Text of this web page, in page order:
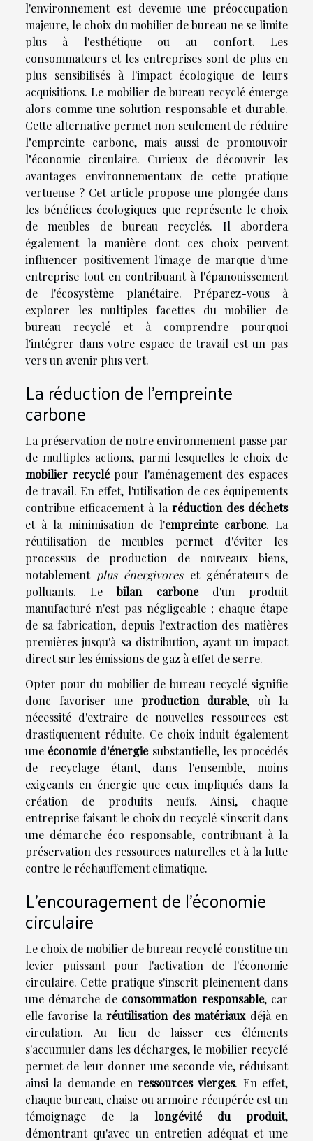
l'environnement est devenue une préoccupation
majeure, le choix du mobilier de bureau ne se limite
plus à l'esthétique ou au confort. Les
consommateurs et les entreprises sont de plus en
plus sensibilisés à l'impact écologique de leurs
acquisitions. Le mobilier de bureau recyclé émerge
alors comme une solution responsable et durable.
Cette alternative permet non seulement de réduire
l’empreinte carbone, mais aussi de promouvoir
l’économie circulaire. Curieux de découvrir les
avantages environnementaux de cette pratique
vertueuse ? Cet article propose une plongée dans
les bénéfices écologiques que représente le choix
de meubles de bureau recyclés. Il abordera
également la manière dont ces choix peuvent
influencer positivement l'image de marque d'une
entreprise tout en contribuant à l'épanouissement
de l'écosystème planétaire. Préparez-vous à
explorer les multiples facettes du mobilier de
bureau recyclé et à comprendre pourquoi
l'intégrer dans votre espace de travail est un pas
vers un avenir plus vert.
La réduction de l'empreinte
carbone
La préservation de notre environnement passe par
de multiples actions, parmi lesquelles le choix de
mobilier recyclépour l'aménagement des espaces
de travail. En effet, l'utilisation de ces équipements
contribue efficacement à la réduction des déchets
et à la minimisation de l'empreinte carbone. La
réutilisation de meubles permet d'éviter les
processus de production de nouveaux biens,
notablement plus énergivoreset générateurs de
polluants. Lebilan carboned'un produit
manufacturé n'est pas négligeable ; chaque étape
de sa fabrication, depuis l'extraction des matières
premières jusqu'à sa distribution, ayant un impact
direct sur les émissions de gaz à effet de serre.
Opter pour du mobilier de bureau recyclé signifie
donc favoriser une production durable, où la
nécessité d'extraire de nouvelles ressources est
drastiquement réduite. Ce choix induit également
une économie d'énergiesubstantielle, les procédés
de recyclage étant, dans l'ensemble, moins
exigeants en énergie que ceux impliqués dans la
création de produits neufs. Ainsi, chaque
entreprise faisant le choix du recyclé s'inscrit dans
une démarche éco-responsable, contribuant à la
préservation des ressources naturelles et à la lutte
contre le réchauffement climatique.
L'encouragement de l'économie
circulaire
Le choix de mobilier de bureau recyclé constitue un
levier puissant pour l'activation de l'économie
circulaire. Cette pratique s'inscrit pleinement dans
une démarche de consommation responsable, car
elle favorise laréutilisation des matériauxdéjà en
circulation. Au lieu de laisser ces éléments
s'accumuler dans les décharges, le mobilier recyclé
permet de leur donner une seconde vie, réduisant
ainsi la demande enressources vierges. En effet,
chaque bureau, chaise ou armoire récupérée est un
témoignage de la longévité du produit,
démontrant qu'avec un entretien adéquat et une